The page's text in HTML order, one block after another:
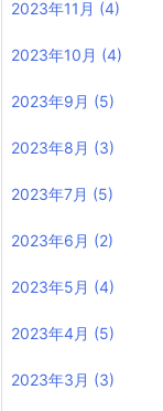
2023年11月 (4)
2023年10月 (4)
2023年9月 (5)
2023年8月 (3)
2023年7月 (5)
2023年6月 (2)
2023年5月 (4)
2023年4月 (5)
2023年3月 (3)